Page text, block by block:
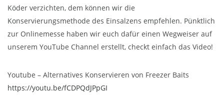
Köder verzichten, dem können wir die
Konservierungsmethode des Einsalzens empfehlen. Pünktlich
zur Onlinemesse haben wir euch dafür einen Wegweiser auf
unserem YouTube Channel erstellt, checkt einfach das Video!
Youtube – Alternatives Konservieren von Freezer Baits
https://youtu.be/fCDPQdJPpGI